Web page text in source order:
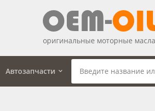
оригинальные моторные масла
Автозапчасти